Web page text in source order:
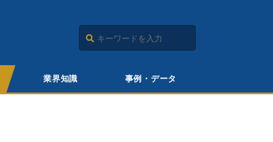
業界知識 事例・データ